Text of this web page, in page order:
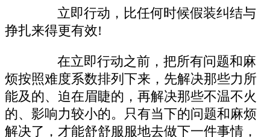
立即行动，比任何时候假装纠结与
挣扎来得更有效!
在立即行动之前，把所有问题和麻
烦按照难度系数排列下来，先解决那些力所
能及的、迫在眉睫的，再解决那些不温不火
的、影响力较小的。只有当下的问题和麻烦
解决了，才能舒舒服服地去做下一件事情，